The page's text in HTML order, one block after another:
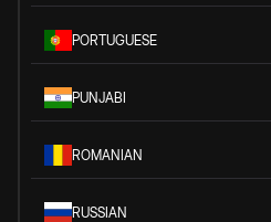
PORTUGUESE
PUNJABI
ROMANIAN
RUSSIAN